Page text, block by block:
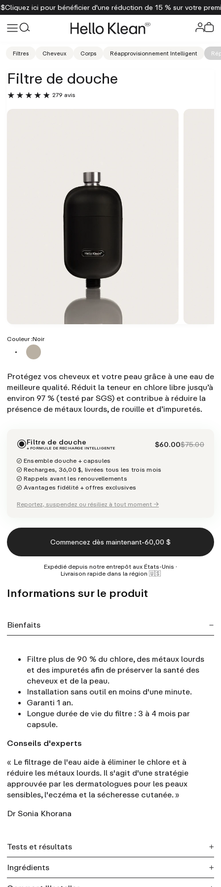
réduction de 15 % sur votre première commandeLivraison
Filtres Cheveux Corps Réapprovisionnement Intelligent
Filtre de douche
279 avis
Couleur :Noir
Protégez vos cheveux et votre peau grâce à une eau de
meilleure qualité. Réduit la teneur en chlore libre jusqu’à
environ 97 % (testé par SGS) et contribue à réduire la
présence de métaux lourds, de rouille et d’impuretés.
Filtre de douche
+ FORMULE DE RECHARGE INTELLIGENTE $60.00$75.00
Ensemble douche + capsules
Recharges, 36,00 $, livrées tous les trois mois
Rappels avant les renouvellements
Avantages fidélité + offres exclusives
Reportez, suspendez ou résiliez à tout moment →
Commencez dès maintenant-60,00 $
Expédié depuis notre entrepôt aux États-Unis ·
Livraison rapide dans la région 🇺🇸
Informations sur le produit
Bienfaits
Filtre plus de 90 % du chlore, des métaux lourds
et des impuretés afin de préserver la santé des
cheveux et de la peau.
Installation sans outil en moins d'une minute.
Garanti 1 an.
Longue durée de vie du filtre : 3 à 4 mois par
capsule.
Conseils d'experts
« Le filtrage de l'eau aide à éliminer le chlore et à
réduire les métaux lourds. Il s'agit d'une stratégie
approuvée par les dermatologues pour les peaux
sensibles, l'eczéma et la sécheresse cutanée. »
Dr Sonia Khorana
Tests et résultats
88 % des utilisateurs ont remarqué que leur
Ingrédients